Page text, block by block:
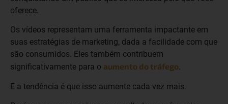
oferece.
Os vídeos representam uma ferramenta impactante em
suas estratégias de marketing, dada a facilidade com que
são consumidos. Eles também contribuem
significativamente para o aumento do tráfego.
E a tendência é que isso aumente cada vez mais.